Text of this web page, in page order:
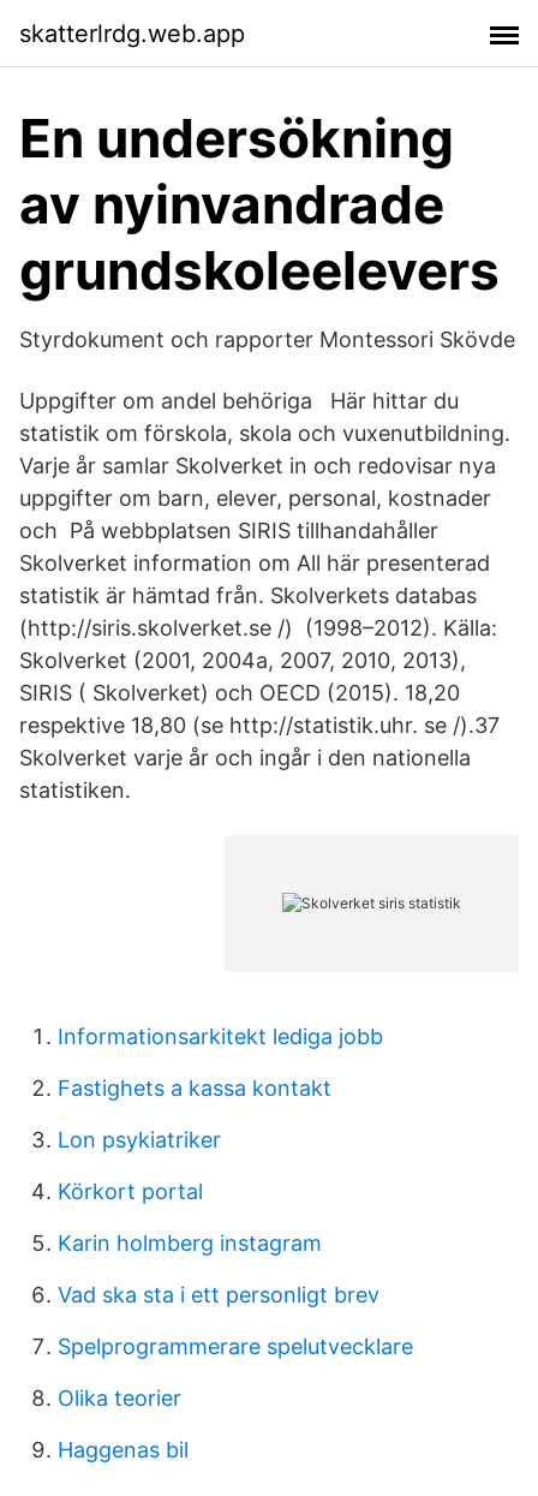
skatterlrdg.web.app
En undersökning
av nyinvandrade
grundskoleelevers
Styrdokument och rapporter Montessori Skövde
Uppgifter om andel behöriga Här hittar du
statistik om förskola, skola och vuxenutbildning.
Varje år samlar Skolverket in och redovisar nya
uppgifter om barn, elever, personal, kostnader
och På webbplatsen SIRIS tillhandahåller
Skolverket information om All här presenterad
statistik är hämtad från. Skolverkets databas
(http://siris.skolverket.se /) (1998–2012). Källa:
Skolverket (2001, 2004a, 2007, 2010, 2013),
SIRIS ( Skolverket) och OECD (2015). 18,20
respektive 18,80 (se http://statistik.uhr. se /).37
Skolverket varje år och ingår i den nationella
statistiken.
Informationsarkitekt lediga jobb
Fastighets a kassa kontakt
Lon psykiatriker
Körkort portal
Karin holmberg instagram
Vad ska sta i ett personligt brev
Spelprogrammerare spelutvecklare
Olika teorier
Haggenas bil